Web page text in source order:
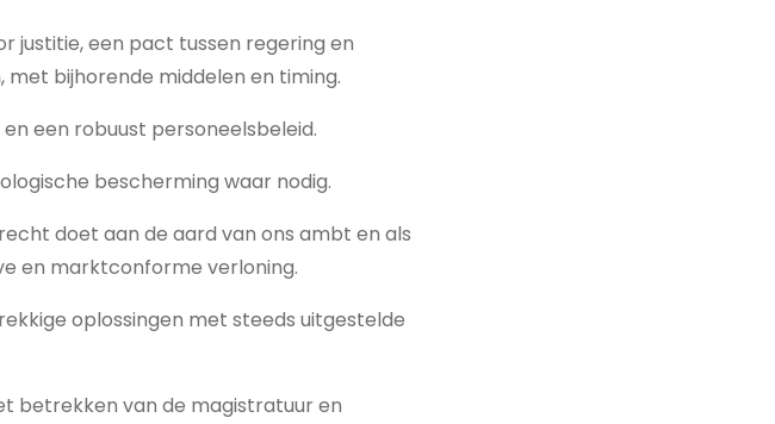
justitie, een pact tussen regering en
bijhorende middelen en timing.
een robuust personeelsbeleid.
bescherming waar nodig.
doet aan de aard van ons ambt en als
en marktconforme verloning.
oplossingen met steeds uitgestelde
betrekken van de magistratuur en